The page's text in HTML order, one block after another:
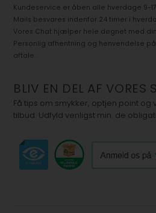
Kundeservice er åben alle hverdage 9-17.
Mails besvares indenfor 24 timer i
Vores Chat hjælper hele døgnet med
Personlig afhentning og henvendelse
aftale.
BLIV EN DEL AF VORES
Få tips om smykker, optjen point
tilbud. Udfyld venligst min. de